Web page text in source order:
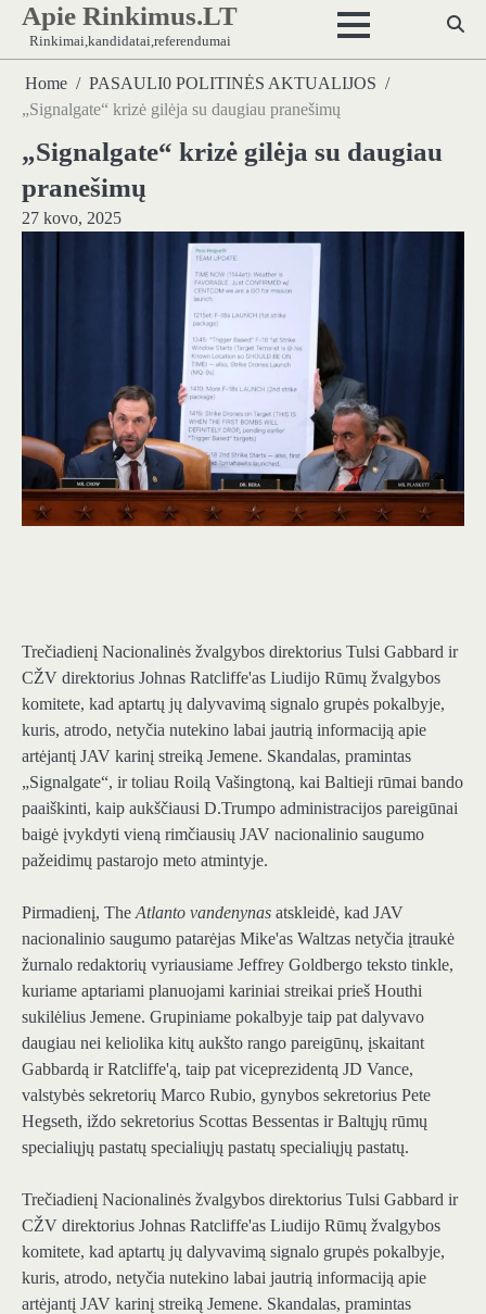
Skip
content
Apie Rinkimus.LT
Rinkimai,kandidatai,referendumai
Home
PASAULI0 POLITINĖS AKTUALIJOS
„Signalgate“ krizė gilėja su daugiau pranešimų
„Signalgate“ krizė gilėja su daugiau
pranešimų
27 kovo, 2025
Trečiadienį Nacionalinės žvalgybos direktorius Tulsi Gabbard ir
CŽV direktorius Johnas Ratcliffe'as Liudijo Rūmų žvalgybos
komitete, kad aptartų jų dalyvavimą signalo grupės pokalbyje,
kuris, atrodo, netyčia nutekino labai jautrią informaciją apie
artėjantį JAV karinį streiką Jemene. Skandalas, pramintas
„Signalgate“, ir toliau Roilą Vašingtoną, kai Baltieji rūmai bando
paaiškinti, kaip aukščiausi D.Trumpo administracijos pareigūnai
baigė įvykdyti vieną rimčiausių JAV nacionalinio saugumo
pažeidimų pastarojo meto atmintyje.
Pirmadienį, The Atlanto vandenynas atskleidė, kad JAV
nacionalinio saugumo patarėjas Mike'as Waltzas netyčia įtraukė
žurnalo redaktorių vyriausiame Jeffrey Goldbergo teksto tinkle,
kuriame aptariami planuojami kariniai streikai prieš Houthi
sukilėlius Jemene. Grupiniame pokalbyje taip pat dalyvavo
daugiau nei keliolika kitų aukšto rango pareigūnų, įskaitant
Gabbardą ir Ratcliffe'ą, taip pat viceprezidentą JD Vance,
valstybės sekretorių Marco Rubio, gynybos sekretorius Pete
Hegseth, iždo sekretorius Scottas Bessentas ir Baltųjų rūmų
specialiųjų pastatų specialiųjų pastatų specialiųjų pastatų.
Trečiadienį Nacionalinės žvalgybos direktorius Tulsi Gabbard ir
CŽV direktorius Johnas Ratcliffe'as Liudijo Rūmų žvalgybos
komitete, kad aptartų jų dalyvavimą signalo grupės pokalbyje,
kuris, atrodo, netyčia nutekino labai jautrią informaciją apie
artėjantį JAV karinį streiką Jemene. Skandalas, pramintas